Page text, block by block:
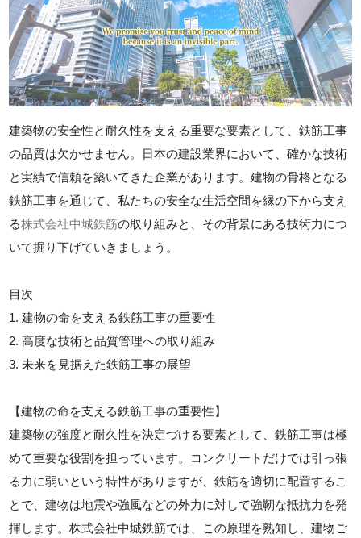
建築物の安全性と耐久性を支える重要な要素として、鉄筋工事
の品質は欠かせません。日本の建設業界において、確かな技術
と実績で信頼を築いてきた企業があります。建物の骨格となる
鉄筋工事を通じて、私たちの安全な生活空間を縁の下から支え
る株式会社中城鉄筋の取り組みと、その背景にある技術力につ
いて掘り下げていきましょう。
目次
1. 建物の命を支える鉄筋工事の重要性
2. 高度な技術と品質管理への取り組み
3. 未来を見据えた鉄筋工事の展望
【建物の命を支える鉄筋工事の重要性】
建築物の強度と耐久性を決定づける要素として、鉄筋工事は極
めて重要な役割を担っています。コンクリートだけでは引っ張
る力に弱いという特性がありますが、鉄筋を適切に配置するこ
とで、建物は地震や強風などの外力に対して強靭な抵抗力を発
揮します。株式会社中城鉄筋では、この原理を熟知し、建物ご